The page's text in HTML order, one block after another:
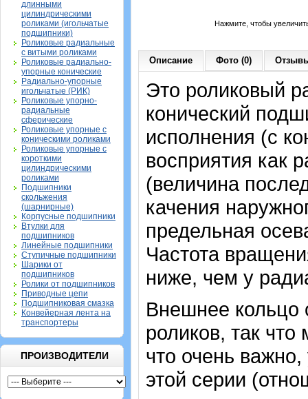
длинными
цилиндрическими
роликами (игольчатые
подшипники)
Роликовые радиальные
с витыми роликами
Роликовые радиально-
упорные конические
Радиально-упорные
игольчатые (РИК)
Роликовые упорно-
радиальные
сферические
Роликовые упорные с
коническими роликами
Роликовые упорные с
короткими
цилиндрическими
роликами
Подшипники
скольжения
(шарнирные)
Корпусные подшипники
Втулки для
подшипников
Линейные подшипники
Ступичные подшипники
Шарики от
подшипников
Ролики от подшипников
Приводные цепи
Подшипниковая смазка
Конвейерная лента на
транспортеры
ПРОИЗВОДИТЕЛИ
Нажмите, чтобы
Описание Фото (0)
Это роликовый
конический
исполнения (с
восприятия как
(величина
качения
предельная
Частота
ниже, чем у
Внешнее кольцо
роликов, так
что очень
этой серии